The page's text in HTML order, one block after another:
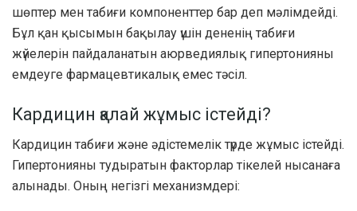
шөптер мен табиғи компоненттер бар деп мәлімдейді.
Бұл қан қысымын бақылау үшін дененің табиғи
жүйелерін пайдаланатын аюрведиялық гипертонияны
емдеуге фармацевтикалық емес тәсіл.
Кардицин қалай жұмыс істейді?
Кардицин табиғи және әдістемелік түрде жұмыс істейді.
Гипертонияны тудыратын факторлар тікелей нысанаға
алынады. Оның негізгі механизмдері: